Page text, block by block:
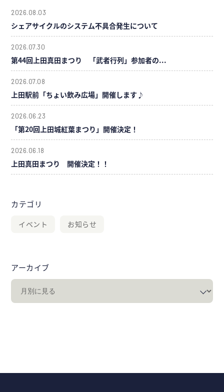
2026.08.03
シェアサイクルのシステム不具合発生について
2026.07.30
第44回上田真田まつり 「武者行列」参加者の...
2026.07.08
上田駅前「ちょい飲み広場」開催します♪
2026.06.23
「第20回上田城紅葉まつり」開催決定！
2026.06.18
上田真田まつり 開催決定！！
カテゴリ
イベント お知らせ
アーカイブ